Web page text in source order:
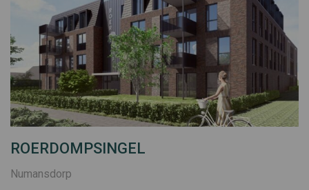
ROERDOMPSINGEL
Numansdorp